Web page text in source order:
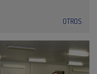
OTROS